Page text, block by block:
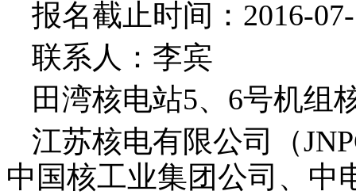
报名截止时间： 2016-
联系人：李宾
田湾核电站5、 6号机组
江苏核电有限公司（
中国核工业集团公司、中